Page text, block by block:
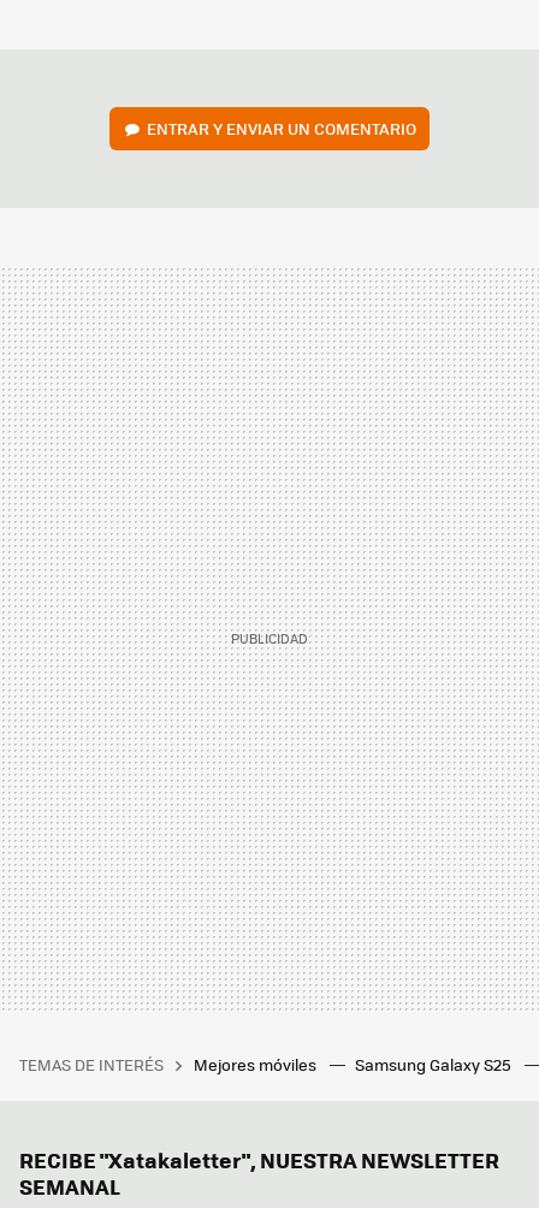
ENTRAR Y ENVIAR UN COMENTARIO
TEMAS DE INTERÉS Mejores móviles Samsung Galaxy S25
RECIBE "Xatakaletter", NUESTRA NEWSLETTER
SEMANAL